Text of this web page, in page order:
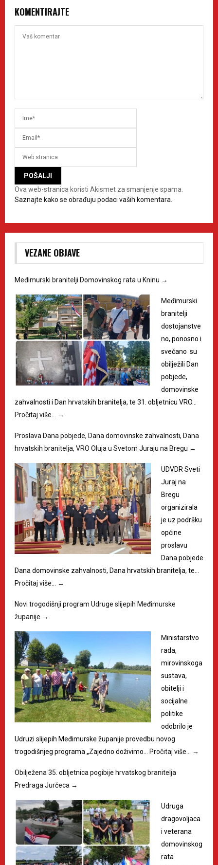
KOMENTIRAJTE
Ova web-stranica koristi Akismet za smanjenje spama.
Saznajte kako se obrađuju podaci vaših komentara.
VEZANE OBJAVE
Međimurski branitelji Domovinskog rata u Kninu →
Međimurski
branitelji
dostojanstve
no, ponosno i
svečano su
obilježili Dan
pobjede,
domovinske
zahvalnosti i Dan hrvatskih branitelja, te 31. obljetnicu VRO…
Pročitaj više… →
Proslava Dana pobjede, Dana domovinske zahvalnosti, Dana
hrvatskih branitelja, VRO Oluja u Svetom Juraju na Bregu →
UDVDR Sveti
Juraj na
Bregu
organizirala
je uz podršku
općine
proslavu
Dana pobjede
Dana domovinske zahvalnosti, Dana hrvatskih branitelja, te…
Pročitaj više… →
Novi trogodišnji program Udruge slijepih Međimurske
županije →
Ministarstvo
rada,
mirovinskoga
sustava,
obitelji i
socijalne
politike
odobrilo je
Udruzi slijepih Međimurske županije provedbu novog
trogodišnjeg programa „Zajedno doživimo… Pročitaj više… →
Obilježena 35. obljetnica pogibije hrvatskog branitelja
Predraga Jurčeca →
Udruga
dragovoljaca
i veterana
domovinskog
rata